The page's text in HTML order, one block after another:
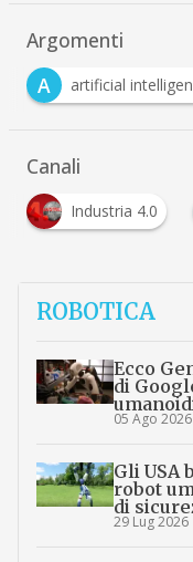
Argomenti
artificial intelligence
Canali
Industria 4.0 I
ROBOTICA
Ecco
di
05 Ago 2026
Gli USA
robot
di
29 Lug 2026